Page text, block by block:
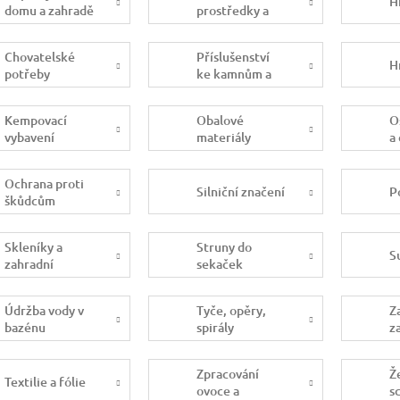
domu a zahradě
prostředky a
drogerie
Chovatelské
potřeby
Příslušenství
ke kamnům a
krbům
Kempovací
vybavení
Obalové
materiály
a
Ochrana proti
škůdcům
Silniční značení
Skleníky a
zahradní
domky
Struny do
sekaček
Údržba vody v
bazénu
Tyče, opěry,
spirály
Textilie a fólie
Zpracování
ovoce a